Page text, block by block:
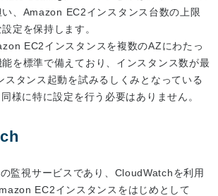
、Amazon EC2インスタンス台数の上限
定を保持します。
EC2インスタンスを複数のAZにわたっ
を標準で備えており、インスタンス数が最
スタンス起動を試みるしくみとなっている
様に特に設定を行う必要はありません。
監視サービスであり、CloudWatchを利用
EC2インスタンスをはじめとして